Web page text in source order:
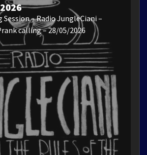
– Radio JungleCiani –
calling – 28/05/2026